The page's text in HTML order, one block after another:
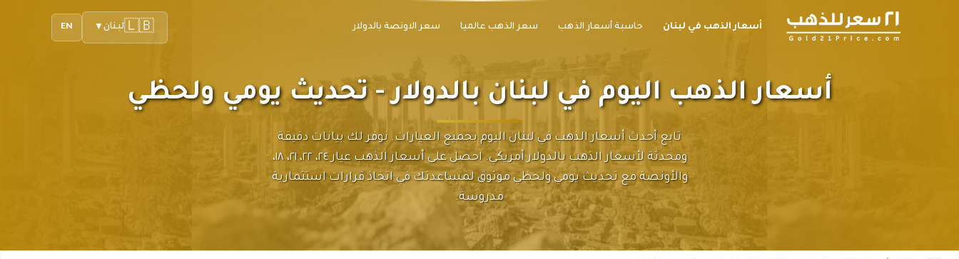
أسعار الذهب في لبنان حاسبة أسعار الذهب سعر الذهب عالميا سعر الاونصة بالدولار EN 🇱🇧لبنان ▼
أسعار الذهب اليوم في لبنان بالدولار - تحديث يومي ولحظي
تابع أحدث أسعار الذهب في لبنان اليوم بجميع العيارات. نوفر لك بيانات دقيقة
ومحدثة لأسعار الذهب بالدولار أمريكي. احصل على أسعار الذهب عيار ٢٤، ٢٢، ٢١، ١٨،
والأونصة مع تحديث يومي ولحظي موثوق لمساعدتك في اتخاذ قرارات استثمارية
مدروسة.